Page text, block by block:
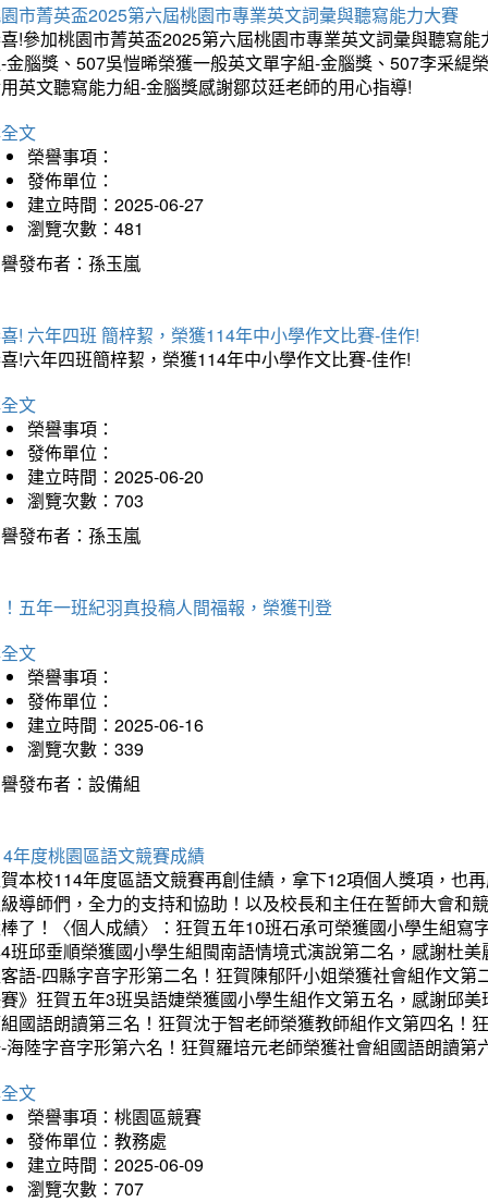
市菁英盃2025第六屆桃園市專業英文詞彙與聽寫能力大賽
!參加桃園市菁英盃2025第六屆桃園市專業英文詞彙與聽寫
金腦獎、507吳愷晞榮獲一般英文單字組-金腦獎、507李采緹
英文聽寫能力組-金腦獎感謝鄒苡廷老師的用心指導!
文
榮譽事項：
發佈單位：
建立時間：2025-06-27
瀏覽次數：481
發布者：孫玉嵐
! 六年四班 簡梓絜，榮獲114年中小學作文比賽-佳作!
!六年四班簡梓絜，榮獲114年中小學作文比賽-佳作!
文
榮譽事項：
發佈單位：
建立時間：2025-06-20
瀏覽次數：703
發布者：孫玉嵐
五年一班紀羽真投稿人間福報，榮獲刊登
文
榮譽事項：
發佈單位：
建立時間：2025-06-16
瀏覽次數：339
發布者：設備組
年度桃園區語文競賽成績
本校114年度區語文競賽再創佳績，拿下12項個人獎項，也
導師們，全力的支持和協助！以及校長和主任在誓師大會和
了！〈個人成績〉：狂賀五年10班石承可榮獲國小學生組
班邱垂順榮獲國小學生組閩南語情境式演說第二名，感謝杜
語-四縣字音字形第二名！狂賀陳郁阡小姐榮獲社會組作文
》狂賀五年3班吳語婕榮獲國小學生組作文第五名，感謝邱
國語朗讀第三名！狂賀沈于智老師榮獲教師組作文第四名！
海陸字音字形第六名！狂賀羅培元老師榮獲社會組國語朗讀
文
榮譽事項：桃園區競賽
發佈單位：教務處
建立時間：2025-06-09
瀏覽次數：707